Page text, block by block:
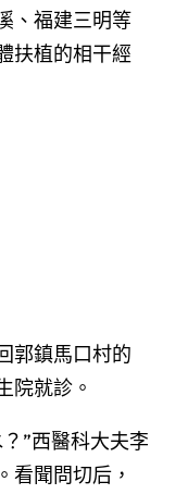
、福建三明等
扶植的相干經
郭鎮馬口村的
院就診。
”西醫科大夫李
看聞問切后，